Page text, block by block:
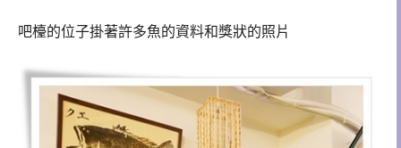
吧檯的位子掛著許多魚的資料和獎狀的照片